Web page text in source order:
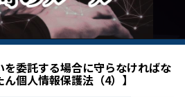
委託する場合に守らなければな
個人情報保護法（4）】